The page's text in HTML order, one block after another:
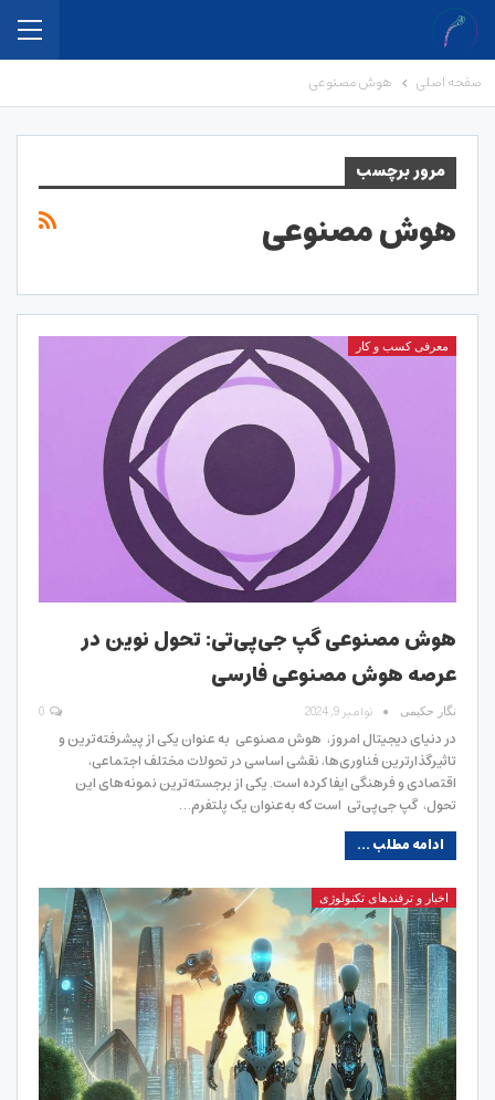
صفحه اصلی هوش مصنوعی
مرور برچسب
هوش مصنوعی
معرفی کسب و کار
هوش مصنوعی گپ جی‌پی‌تی: تحول نوین در
عرصه هوش مصنوعی فارسی
نگار حکیمی نوامبر 9, 2024
در دنیای دیجیتال امروز، هوش مصنوعی به عنوان یکی از پیشرفته‌ترین و
تاثیرگذارترین فناوری‌ها، نقشی اساسی در تحولات مختلف اجتماعی،
اقتصادی و فرهنگی ایفا کرده است. یکی از برجسته‌ترین نمونه‌های این
تحول، گپ جی‌پی‌تی است که به‌عنوان یک پلتفرم…
ادامه مطلب ...
اخبار و ترفندهای تکنولوژی